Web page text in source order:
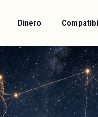
Dinero